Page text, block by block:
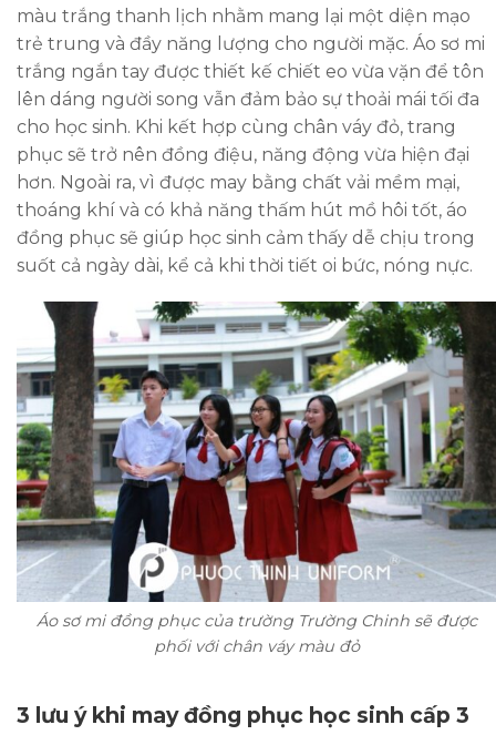
màu trắng thanh lịch nhằm mang lại một diện mạo
trẻ trung và đầy năng lượng cho người mặc. Áo sơ mi
trắng ngắn tay được thiết kế chiết eo vừa vặn để tôn
lên dáng người song vẫn đảm bảo sự thoải mái tối đa
cho học sinh. Khi kết hợp cùng chân váy đỏ, trang
phục sẽ trở nên đồng điệu, năng động vừa hiện đại
hơn. Ngoài ra, vì được may bằng chất vải mềm mại,
thoáng khí và có khả năng thấm hút mồ hôi tốt, áo
đồng phục sẽ giúp học sinh cảm thấy dễ chịu trong
suốt cả ngày dài, kể cả khi thời tiết oi bức, nóng nực.
Áo sơ mi đồng phục của trường Trường Chinh sẽ được
phối với chân váy màu đỏ
3 lưu ý khi may đồng phục học sinh cấp 3